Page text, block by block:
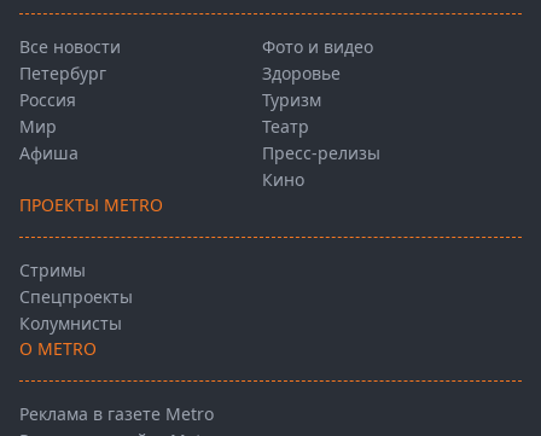
Все новости
Петербург
Россия
Мир
Афиша
Фото и видео
Здоровье
Туризм
Театр
Пресс-релизы
Кино
ПРОЕКТЫ METRO
Стримы
Спецпроекты
Колумнисты
О METRO
Реклама в газете Metro